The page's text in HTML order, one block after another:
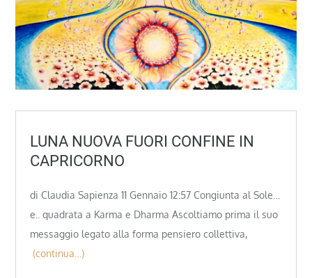
LUNA NUOVA FUORI CONFINE IN
CAPRICORNO
di Claudia Sapienza 11 Gennaio 12:57 Congiunta al Sole…
e.. quadrata a Karma e Dharma Ascoltiamo prima il suo
messaggio legato alla forma pensiero collettiva,
(continua…)